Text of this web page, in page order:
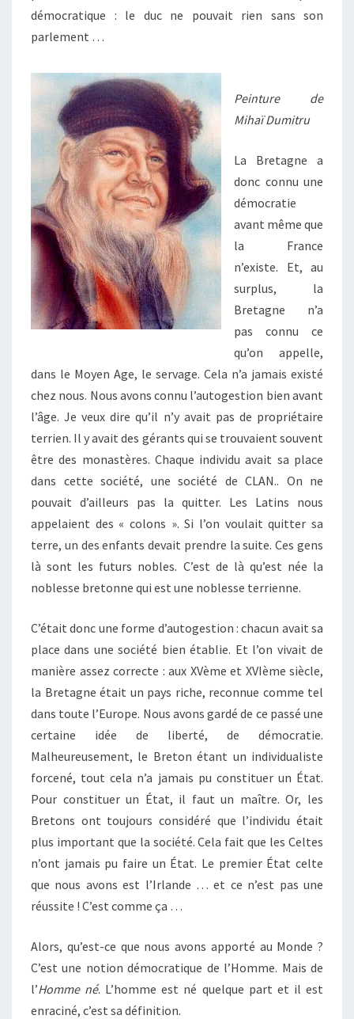
démocratique : le duc ne pouvait rien sans son
parlement …
Peinture de
Mihaï Dumitru
La Bretagne a
donc connu une
démocratie
avant même que
la France
n’existe. Et, au
surplus, la
Bretagne n’a
pas connu ce
qu’on appelle,
dans le Moyen Age, le servage. Cela n’a jamais existé
chez nous. Nous avons connu l’autogestion bien avant
l’âge. Je veux dire qu’il n’y avait pas de propriétaire
terrien. Il y avait des gérants qui se trouvaient souvent
être des monastères. Chaque individu avait sa place
dans cette société, une société de CLAN.. On ne
pouvait d’ailleurs pas la quitter. Les Latins nous
appelaient des « colons ». Si l’on voulait quitter sa
terre, un des enfants devait prendre la suite. Ces gens
là sont les futurs nobles. C’est de là qu’est née la
noblesse bretonne qui est une noblesse terrienne.
C’était donc une forme d’autogestion : chacun avait sa
place dans une société bien établie. Et l’on vivait de
manière assez correcte : aux XVème et XVIème siècle,
la Bretagne était un pays riche, reconnue comme tel
dans toute l’Europe. Nous avons gardé de ce passé une
certaine idée de liberté, de démocratie.
Malheureusement, le Breton étant un individualiste
forcené, tout cela n’a jamais pu constituer un État.
Pour constituer un État, il faut un maître. Or, les
Bretons ont toujours considéré que l’individu était
plus important que la société. Cela fait que les Celtes
n’ont jamais pu faire un État. Le premier État celte
que nous avons est l’Irlande … et ce n’est pas une
réussite ! C’est comme ça …
Alors, qu’est-ce que nous avons apporté au Monde ?
C’est une notion démocratique de l’Homme. Mais de
l’Homme né. L’homme est né quelque part et il est
enraciné, c’est sa définition.